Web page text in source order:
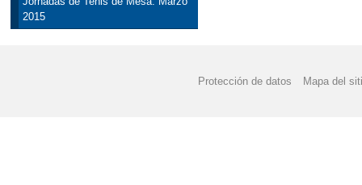
2015
Protección de datos Mapa del